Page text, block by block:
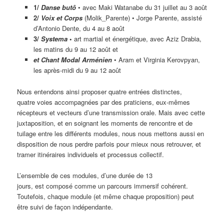
1/ Danse butô• avec Maki Watanabe du 31 juillet au 3 août
2/ Voix et Corps(Molik_Parente) • Jorge Parente, assisté
d’Antonio Dente, du 4 au 8 août
3/ Systema• art martial et énergétique, avec Aziz Drabia,
les matins du 9 au 12 août et
et Chant Modal Arménien• Aram et Virginia Kerovpyan,
les après-midi du 9 au 12 août
Nous entendons ainsi proposer quatre entrées distinctes,
quatre voies accompagnées par des praticiens, eux-mêmes
récepteurs et vecteurs d’une transmission orale. Mais avec cette
juxtaposition, et en soignant les moments de rencontre et de
tuilage entre les différents modules, nous nous mettons aussi en
disposition de nous perdre parfois pour mieux nous retrouver, et
tramer itinéraires individuels et processus collectif.
L’ensemble de ces modules, d’une durée de 13
jours, est composé comme un parcours immersif cohérent.
Toutefois, chaque module (et même chaque proposition) peut
être suivi de façon indépendante.